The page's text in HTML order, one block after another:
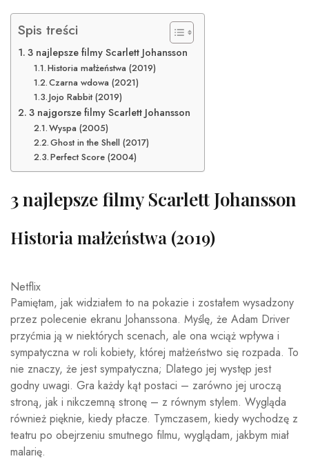
Spis treści
3 najlepsze filmy Scarlett Johansson
Historia małżeństwa (2019)
Czarna wdowa (2021)
Jojo Rabbit (2019)
3 najgorsze filmy Scarlett Johansson
Wyspa (2005)
Ghost in the Shell (2017)
Perfect Score (2004)
3 najlepsze filmy Scarlett Johansson
Historia małżeństwa (2019)
Netflix
Pamiętam, jak widziałem to na pokazie i zostałem wysadzony
przez polecenie ekranu Johanssona. Myślę, że Adam Driver
przyćmia ją w niektórych scenach, ale ona wciąż wpływa i
sympatyczna w roli kobiety, której małżeństwo się rozpada. To
nie znaczy, że jest sympatyczna; Dlatego jej występ jest
godny uwagi. Gra każdy kąt postaci – zarówno jej uroczą
stroną, jak i nikczemną stronę – z równym stylem. Wygląda
również pięknie, kiedy płacze. Tymczasem, kiedy wychodzę z
teatru po obejrzeniu smutnego filmu, wyglądam, jakbym miał
malarię.